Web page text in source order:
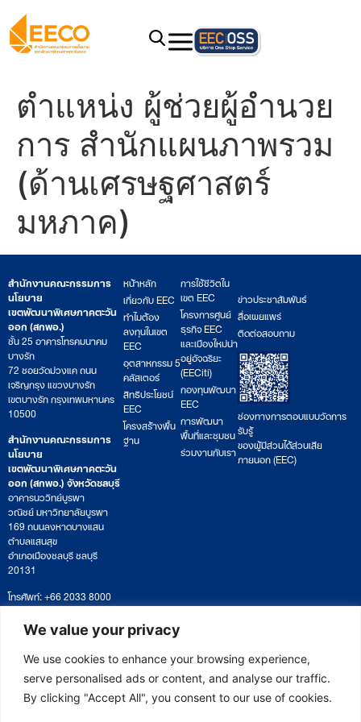
We value your privacy
We use cookies to enhance your browsing experience,
serve personalised ads or content, and analyse our traffic.
By clicking "Accept All", you consent to our use of cookies.
ตำแหน่ง ผู้ช่วยผู้อำนวย
การ สำนักแผนภาพรวม
(ด้านเศรษฐศาสตร์
มหภาค)
สำนักงานคณะกรรมการ
นโยบาย
เขตพัฒนาพิเศษภาคตะวัน
ออก (สกพอ.)
ชั้น 25 อาคารโทรคมนาคม
บางรัก
72 ซอยวัดม่วงแค ถนน
เจริญกรุง แขวงบางรัก
เขตบางรัก กรุงเทพมหานคร
10500
สำนักงานคณะกรรมการ
นโยบาย
เขตพัฒนาพิเศษภาคตะวัน
ออก (สกพอ.) จังหวัดชลบุรี
อาคารนววิทย์บูรพา
วณิชย์ มหาวิทยาลัยบูรพา
169 ถนนลงหาดบางแสน
ตำบลแสนสุข
อำเภอเมืองชลบุรี ชลบุรี
20131
โทรศัพท์: +66 2033 8000
เวลาทำการ: จันทร์ – ศุกร์
09:00 – 17:00 น.
ติดตามหนังสือหรือยื่นเอกสาร
saraban@eeco.or.th
หน้าหลัก
เกี่ยวกับ EEC
ทำไมต้อง
ลงทุนในเขต
EEC
อุตสาหกรรม 5
คลัสเตอร์
สิทธิประโยชน์
EEC
โครงสร้างพื้น
ฐาน
การใช้ชีวิตใน
เขต EEC
โครงการศูนย์
ธุรกิจ EEC
และเมืองใหม่น่า
อยู่อัจฉริยะ
(EECiti)
กองทุนพัฒนา
EEC
การพัฒนา
พื้นที่และชุมชน
ร่วมงานกับเรา
ข่าวประชาสัมพันธ์
สื่อเผยแพร่
ติดต่อสอบถาม
ช่องทางการตอบแบบวัดการ
รับรู้
ของผู้มีส่วนได้ส่วนเสีย
ภายนอก (EEC)